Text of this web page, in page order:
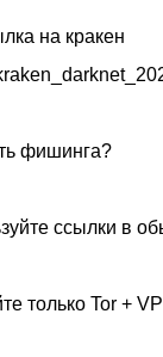
на кракен
фишинга?
ссылки в
только Tor +